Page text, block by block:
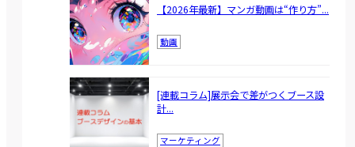
【2026年最新】マンガ動画は“作り方”...
動画
[連載コラム]展示会で差がつくブース設
計...
マーケティング